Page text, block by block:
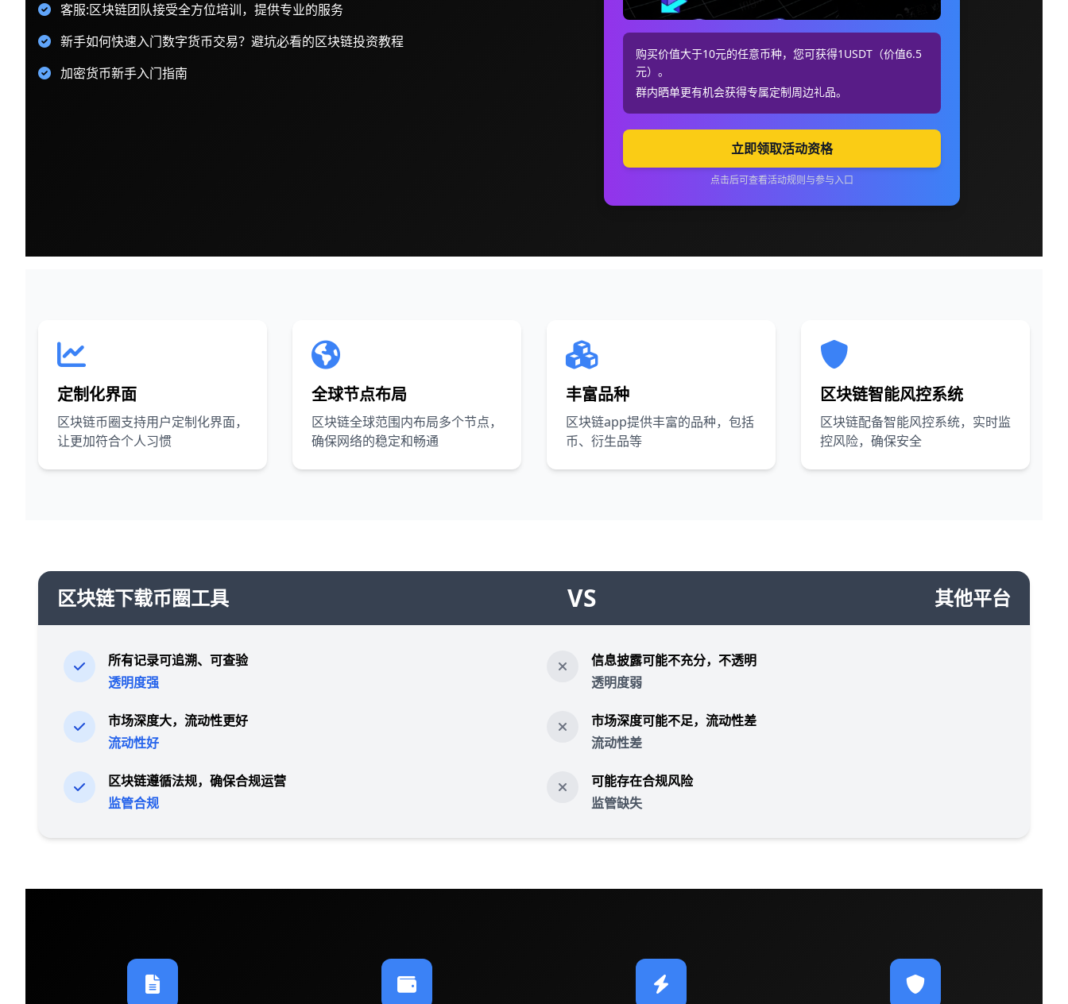
客服:区块链团队接受全方位培训，提供专业的服务
新手如何快速入门数字货币交易？避坑必看的区块链投资教程
加密货币新手入门指南
购买价值大于10元的任意币种，您可获得1USDT（价值6.5
元）。
群内晒单更有机会获得专属定制周边礼品。
立即领取活动资格
点击后可查看活动规则与参与入口
定制化界面
区块链币圈支持用户定制化界面，
让更加符合个人习惯
全球节点布局
区块链全球范围内布局多个节点，
确保网络的稳定和畅通
丰富品种
区块链app提供丰富的品种，包括
币、衍生品等
区块链智能风控系统
区块链配备智能风控系统，实时监
控风险，确保安全
区块链下载币圈工具 VS 其他平台
所有记录可追溯、可查验
透明度强
市场深度大，流动性更好
流动性好
区块链遵循法规，确保合规运营
监管合规
信息披露可能不充分，不透明
透明度弱
市场深度可能不足，流动性差
流动性差
可能存在合规风险
监管缺失